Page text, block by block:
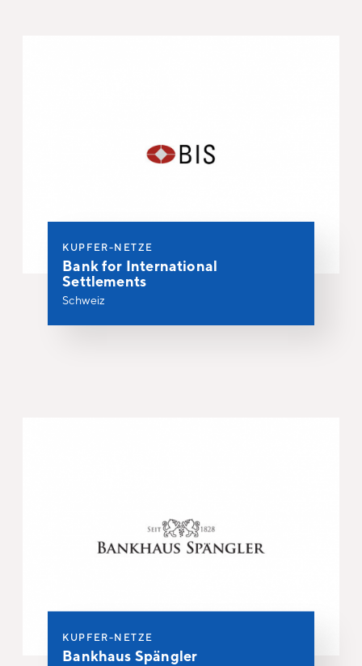
KUPFER-NETZE
Bank for International
Settlements
Schweiz
KUPFER-NETZE
Bankhaus Spängler